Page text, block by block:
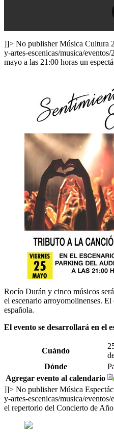
]]> No publisher Música Cultura
y-artes-escenicas/musica/
mayo a las 21:00 horas un
Rocío Durán y cinco músicos
el escenario arroyomolinenses.
española.
El evento se desarrollará en el
Cuándo
Dónde
Agregar evento al calendario
]]> No publisher Música
y-artes-escenicas/musica/
el repertorio del Concierto de